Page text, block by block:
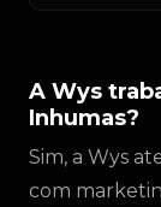
A Wys
Inhumas?
Sim, a Wys
com